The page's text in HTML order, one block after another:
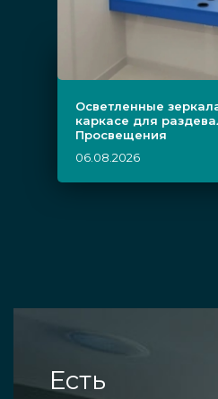
Осветленные
каркасе для
Просвещения
06.08.2026
Есть